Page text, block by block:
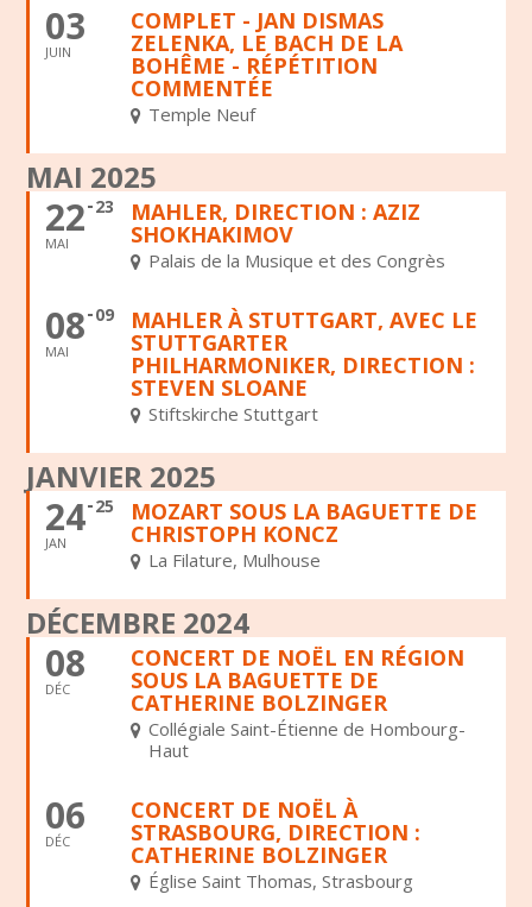
03
JUIN
COMPLET - JAN DISMAS
ZELENKA, LE BACH DE LA
BOHÊME - RÉPÉTITION
COMMENTÉE
Temple Neuf
MAI 2025
22
MAI
23 MAHLER, DIRECTION : AZIZ
SHOKHAKIMOV
Palais de la Musique et des Congrès
08
MAI
09 MAHLER À STUTTGART, AVEC LE
STUTTGARTER
PHILHARMONIKER, DIRECTION :
STEVEN SLOANE
Stiftskirche Stuttgart
JANVIER 2025
24
JAN
25 MOZART SOUS LA BAGUETTE DE
CHRISTOPH KONCZ
La Filature, Mulhouse
DÉCEMBRE 2024
08
DÉC
CONCERT DE NOËL EN RÉGION
SOUS LA BAGUETTE DE
CATHERINE BOLZINGER
Collégiale Saint-Étienne de Hombourg-
Haut
06
DÉC
CONCERT DE NOËL À
STRASBOURG, DIRECTION :
CATHERINE BOLZINGER
Église Saint Thomas, Strasbourg